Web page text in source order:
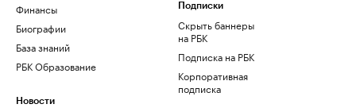
Финансы
Биографии
База знаний
РБК Образование
Новости
Подписки
Скрыть баннеры
на РБК
Подписка на РБК
Корпоративная
подписка